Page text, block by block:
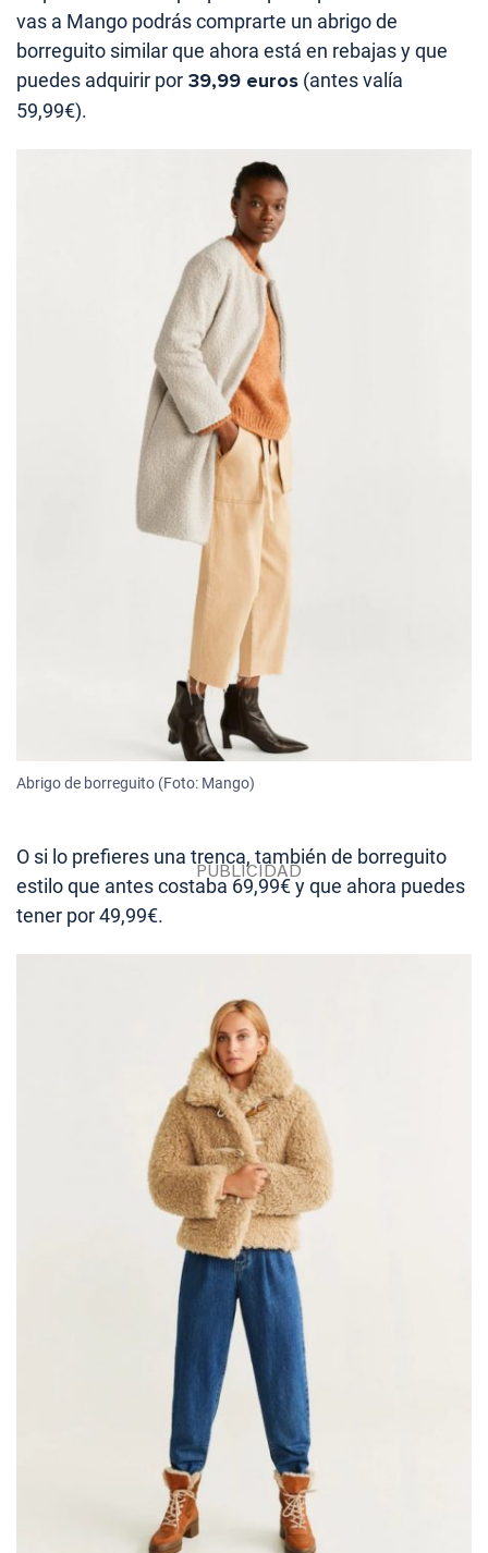
vas a Mango podrás comprarte un abrigo de
borreguito similar que ahora está en rebajas y que
puedes adquirir por 39,99 euros (antes valía
59,99€).
Abrigo de borreguito (Foto: Mango)
O si lo prefieres una trenca, también de borreguito
estilo que antes costaba 69,99€ y que ahora puedes
tener por 49,99€.